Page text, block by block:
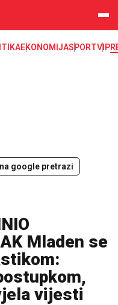
EKONOMIJASPORTVIP
google pretrazi
Mladen se
vijesti